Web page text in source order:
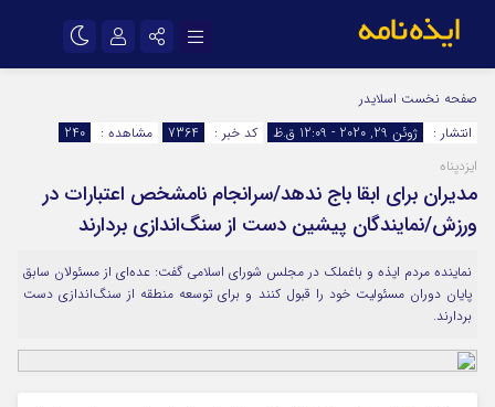
اینستاگرام
سروش
ایتا
اپلیکیشن رمز عبور
مرا به خاطر بسپار
صفحه نخست اسلایدر
انتشار :
ژوئن 29, 2020 - 12:09 ق.ظ کد خبر : 7364 مشاهده :
240
ایزدپناه
مدیران برای ابقا باج ندهد/سرانجام نامشخص اعتبارات در
ورزش/نمایندگان پیشین دست از سنگ‌اندازی بردارند
نماینده مردم ایذه و باغملک در مجلس شورای اسلامی گفت: عده‌ای از مسئولان سابق
پایان دوران مسئولیت خود را قبول کنند و برای توسعه منطقه از سنگ‌اندازی دست
بردارند.